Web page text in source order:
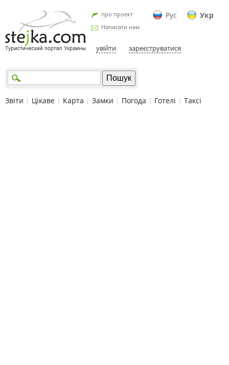
Рус Укр
про проект
Написати нам
увійти зареєструватися
Звіти | Цікаве | Карта | Замки | Погода | Готелі | Таксі